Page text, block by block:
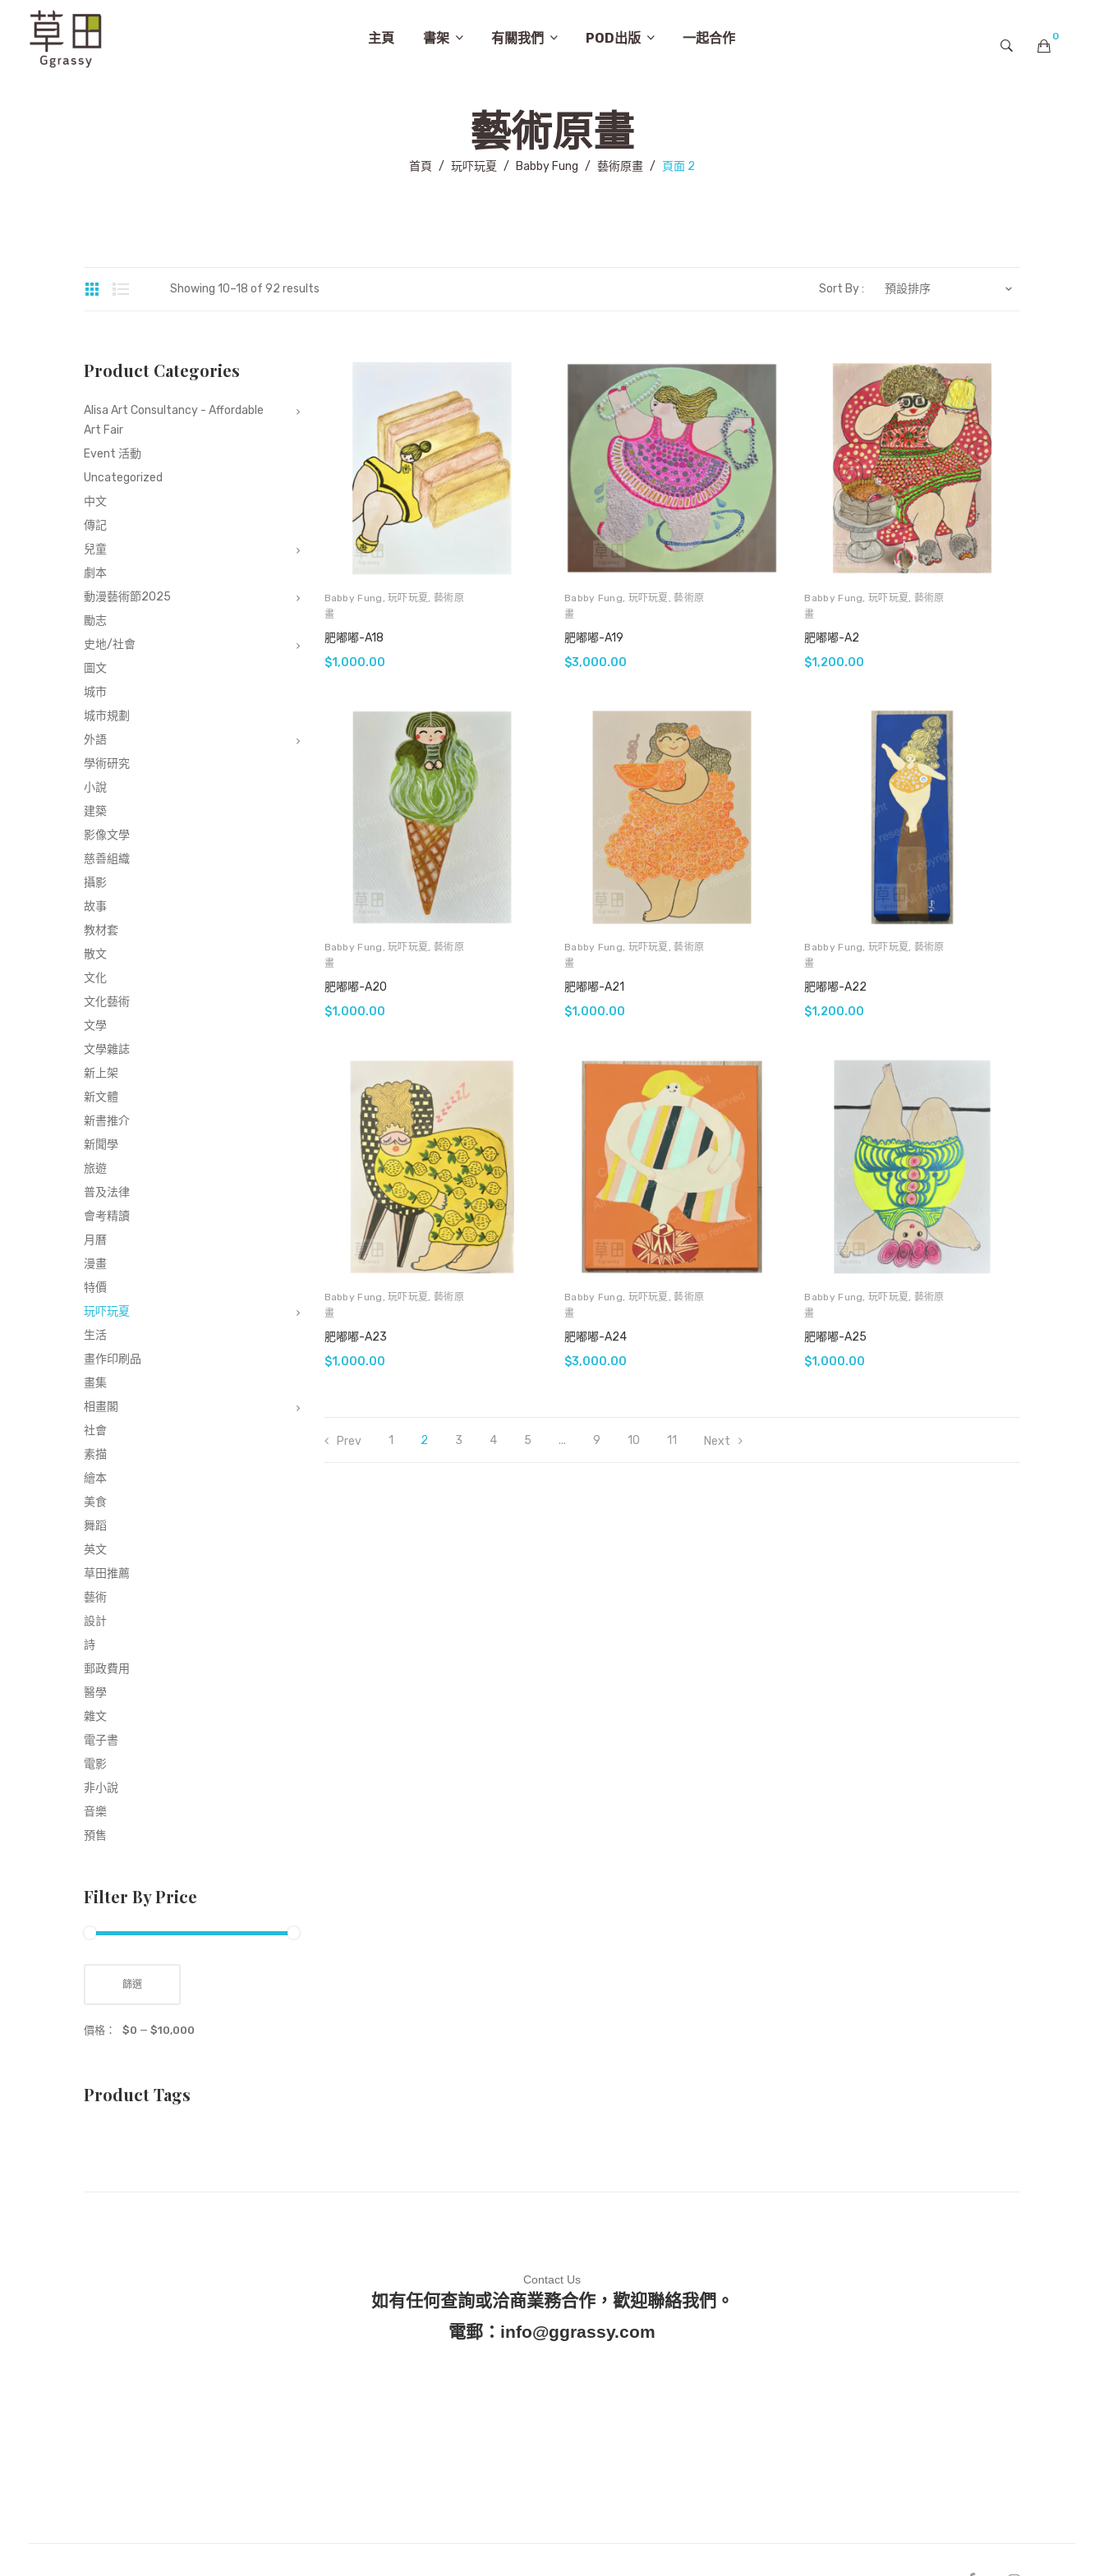
主頁 書架 有關我們 POD出版 一起合作 0
藝術原畫
首頁 / 玩吓玩夏 / Babby Fung / 藝術原畫 / 頁面 2
Showing 10–18 of 92 results Sort By : 預設排序
Babby Fung ,玩吓玩夏 , 藝術原
畫
肥嘟嘟-A18
$1,000.00
Babby Fung, 玩吓玩夏 , 藝術原
畫
肥嘟嘟-A19
$3,000.00
Babby Fung,玩吓玩夏 , 藝術原
畫
肥嘟嘟-A2
$1,200.00
Babby Fung ,玩吓玩夏 , 藝術原
畫
肥嘟嘟-A20
$1,000.00
Babby Fung, 玩吓玩夏 , 藝術原
畫
肥嘟嘟-A21
$1,000.00
Babby Fung,玩吓玩夏 , 藝術原
畫
肥嘟嘟-A22
$1,200.00
Babby Fung ,玩吓玩夏 , 藝術原
畫
肥嘟嘟-A23
$1,000.00
Babby Fung, 玩吓玩夏 , 藝術原
畫
肥嘟嘟-A24
$3,000.00
Babby Fung,玩吓玩夏 , 藝術原
畫
肥嘟嘟-A25
$1,000.00
Prev 1 2 3 4 5 ... 9 10 11 Next
Product Categories
Alisa Art Consultancy - Affordable
Art Fair
Event 活動
Uncategorized
中文
傳記
兒童
劇本
動漫藝術節2025
勵志
史地/社會
圖文
城市
城市規劃
外語
學術研究
小說
建築
影像文學
慈善組織
攝影
故事
教材套
散文
文化
文化藝術
文學
文學雜誌
新上架
新文體
新書推介
新聞學
旅遊
普及法律
會考精讀
月曆
漫畫
特價
玩吓玩夏
生活
畫作印刷品
畫集
相畫閣
社會
素描
繪本
美食
舞蹈
英文
草田推薦
藝術
設計
詩
郵政費用
醫學
雜文
電子書
電影
非小說
音樂
預售
Filter By Price
篩選
價格： $0 — $10,000
Product Tags
Contact Us
如有任何查詢或洽商業務合作，歡迎聯絡我們。
電郵： info@ggrassy.com